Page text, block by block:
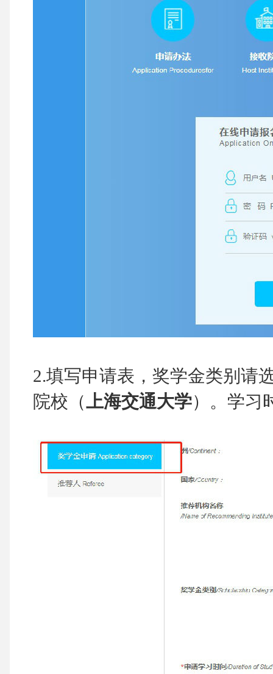
2.填写申请表，奖学金类别请
院校（上海交通大学）。学习